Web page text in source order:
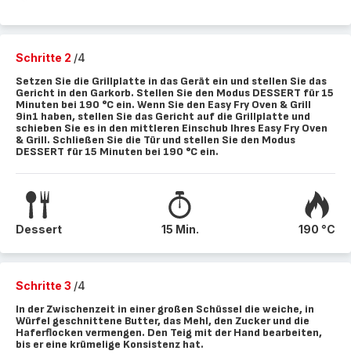
Schritte 2 /4
Setzen Sie die Grillplatte in das Gerät ein und stellen Sie das
Gericht in den Garkorb. Stellen Sie den Modus DESSERT für 15
Minuten bei 190 °C ein. Wenn Sie den Easy Fry Oven & Grill
9in1 haben, stellen Sie das Gericht auf die Grillplatte und
schieben Sie es in den mittleren Einschub Ihres Easy Fry Oven
& Grill. Schließen Sie die Tür und stellen Sie den Modus
DESSERT für 15 Minuten bei 190 °C ein.
Dessert 15 Min. 190 °C
Schritte 3 /4
In der Zwischenzeit in einer großen Schüssel die weiche, in
Würfel geschnittene Butter, das Mehl, den Zucker und die
Haferflocken vermengen. Den Teig mit der Hand bearbeiten,
bis er eine krümelige Konsistenz hat.